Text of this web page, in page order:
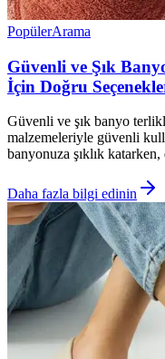
PopülerArama
Güvenli ve Şık
İçin Doğru
Güvenli ve şık banyo
malzemeleriyle güvenli
banyonuza şıklık katarken,
Daha fazla bilgi edinin